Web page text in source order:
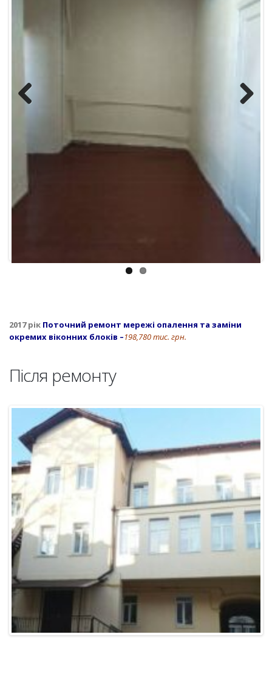
2017 рік Поточний ремонт мережі опалення та заміни
окремих віконних блоків –198,780 тис. грн.
Після ремонту